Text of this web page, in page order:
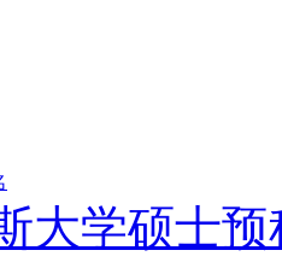
大学硕士预